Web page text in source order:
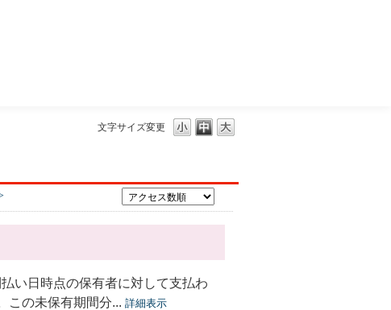
文字サイズ変更
い日時点の保有者に対して支払わ
この未保有期間分... 詳細表示